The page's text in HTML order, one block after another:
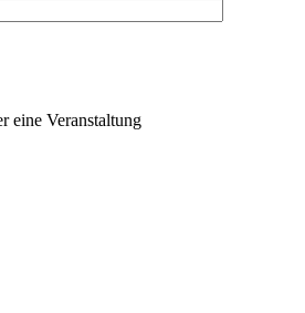
eine Veranstaltung